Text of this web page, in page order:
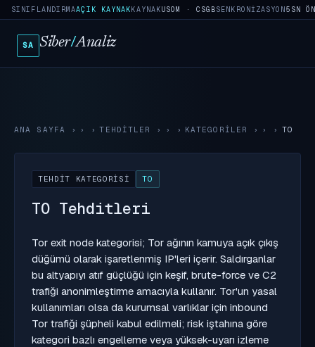
SINIFLANDIRMAAÇIK KAYNAKKAYNAKUSOM · CSGBSENKRONIZASYON5SN
SA Siber/Analiz
ANA SAYFA › TEHDITLER › KATEGORILER › TO
TEHDIT KATEGORISI TO
TO Tehditleri
Tor exit node kategorisi; Tor ağının kamuya açık çıkış
düğümü olarak işaretlenmiş IP'leri içerir. Saldırganlar
bu altyapıyı atıf güçlüğü için keşif, brute-force ve C2
trafiği anonimleştirme amacıyla kullanır. Tor'un yasal
kullanımları olsa da kurumsal varlıklar için inbound
Tor trafiği şüpheli kabul edilmeli; risk iştahına göre
kategori bazlı engelleme veya yüksek-uyarı izleme